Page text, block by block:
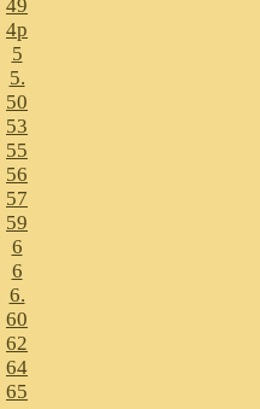
49
4p
5
5.
50
53
55
56
57
59
6
6
6.
60
62
64
65